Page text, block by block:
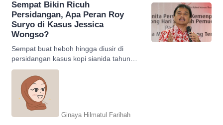
Sempat Bikin Ricuh
Persidangan, Apa Peran Roy
Suryo di Kasus Jessica
Wongso?
Sempat buat heboh hingga diusir di
persidangan kasus kopi sianida tahun
2016, apakah peran Roy Suryo saat itu?
Simak selengkapnya!
Ginaya Hilmatul Farihah